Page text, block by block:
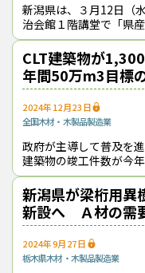
新潟県は、３月12日（
治会館１階講堂で「県
し、オンライン配信も
ギ・ヒノキ等を活かし
CLT建築物が
年間50万m3目標
2024年12月23日
全国木材・木製品製造業
政府が主導して普及を
建築物の竣工件数が今
突破する見通しとなっ
会議が11月29日
新潟県が梁桁用異
新設へ Ａ材の需
討作業本格化
2024年9月27日
栃木県木材・木製品製造業